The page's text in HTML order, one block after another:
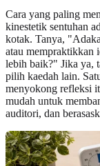
Cara yang paling
kinestetik sentuhan
kotak. Tanya,
atau mempraktikkan
lebih baik?" Jika ya,
pilih kaedah lain.
menyokong refleksi
mudah untuk
auditori, dan